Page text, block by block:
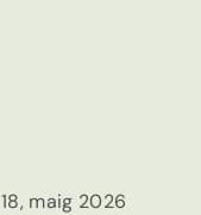
18, maig 2026